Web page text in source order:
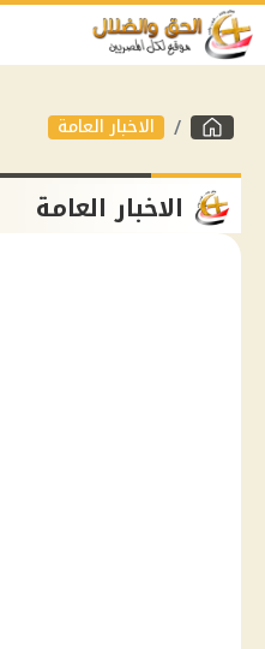
الاخبار العامة
الاخبار العامة